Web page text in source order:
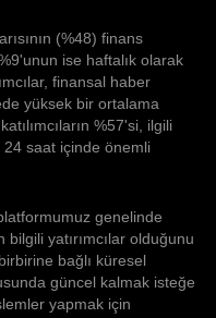
(%48) finans
ise haftalık olarak
finansal haber
yüksek bir ortalama
%57'si, ilgili
24 saat içinde önemli
genelinde
bilgili yatırımcılar olduğunu
bağlı küresel
güncel kalmak isteğe
yapmak için